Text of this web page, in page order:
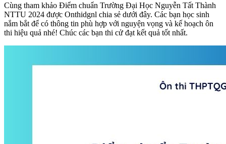
Cùng tham khảo Điểm chuẩn Trường Đại Học Nguyễn Tất Thành
NTTU 2024 được Onthidgnl chia sẻ dưới đây. Các bạn học sinh
nắm bắt để có thông tin phù hợp với nguyện vọng và kế hoạch ôn
thi hiệu quả nhé! Chúc các bạn thi cử đạt kết quả tốt nhất.